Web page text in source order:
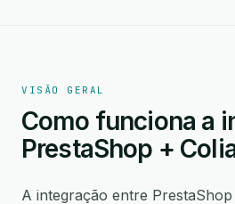
VISÃO GERAL
Como funciona a
PrestaShop +
A integração entre